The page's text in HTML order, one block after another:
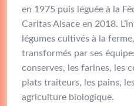
en 1975 puis léguée à la
Caritas Alsace en 2018.
légumes cultivés à la
transformés par ses
conserves, les farines, les
plats traiteurs, les pains,
agriculture biologique.